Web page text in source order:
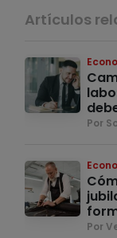
Artículos
Por
Por